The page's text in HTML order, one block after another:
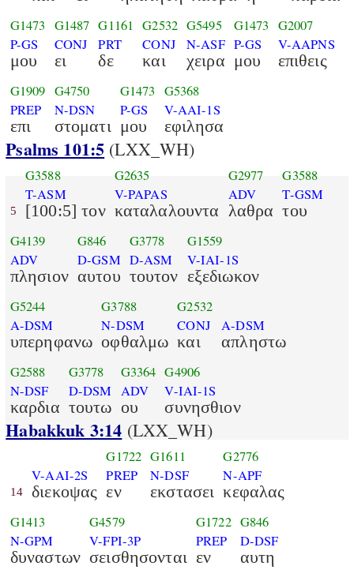
G1473
P-GS
μου
G1487
CONJ
ει
G1161
PRT
δε
G2532
CONJ
και
G5495
N-ASF
χειρα
G1473
P-GS
μου
G2007
V-AAPNS
επιθεις
G1909
PREP
επι
G4750
N-DSN
στοματι
G1473
P-GS
μου
G5368
V-AAI-1S
εφιλησα
Psalms 101:5 (LXX_WH)
5
G3588
T-ASM
[100:5] τον
G2635
V-PAPAS
καταλαλουντα
G2977
ADV
λαθρα
G3588
T-GSM
του
G4139
ADV
πλησιον
G846
D-GSM
αυτου
G3778
D-ASM
τουτον
G1559
V-IAI-1S
εξεδιωκον
G5244
A-DSM
υπερηφανω
G3788
N-DSM
οφθαλμω
G2532
CONJ
και
A-DSM
απληστω
G2588
N-DSF
καρδια
G3778
D-DSM
τουτω
G3364
ADV
ου
G4906
V-IAI-1S
συνησθιον
Habakkuk 3:14 (LXX_WH)
14
V-AAI-2S
διεκοψας
G1722
PREP
εν
G1611
N-DSF
εκστασει
G2776
N-APF
κεφαλας
G1413
N-GPM
δυναστων
G4579
V-FPI-3P
σεισθησονται
G1722
PREP
εν
G846
D-DSF
αυτη